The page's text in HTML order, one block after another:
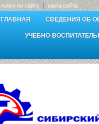
поиск по сайту карта сайта
ГЛАВНАЯ СВЕДЕНИЯ ОБ
УЧЕБНО-